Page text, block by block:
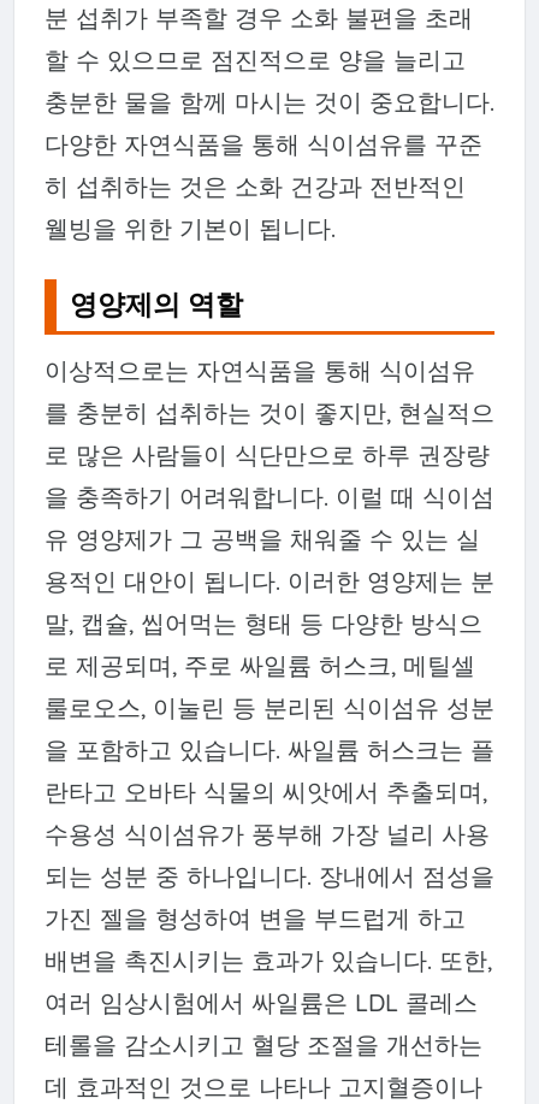
분 섭취가 부족할 경우 소화 불편을 초래
할 수 있으므로 점진적으로 양을 늘리고
충분한 물을 함께 마시는 것이 중요합니다.
다양한 자연식품을 통해 식이섬유를 꾸준
히 섭취하는 것은 소화 건강과 전반적인
웰빙을 위한 기본이 됩니다.
영양제의 역할
이상적으로는 자연식품을 통해 식이섬유
를 충분히 섭취하는 것이 좋지만, 현실적으
로 많은 사람들이 식단만으로 하루 권장량
을 충족하기 어려워합니다. 이럴 때 식이섬
유 영양제가 그 공백을 채워줄 수 있는 실
용적인 대안이 됩니다. 이러한 영양제는 분
말, 캡슐, 씹어먹는 형태 등 다양한 방식으
로 제공되며, 주로 싸일륨 허스크, 메틸셀
룰로오스, 이눌린 등 분리된 식이섬유 성분
을 포함하고 있습니다. 싸일륨 허스크는 플
란타고 오바타 식물의 씨앗에서 추출되며,
수용성 식이섬유가 풍부해 가장 널리 사용
되는 성분 중 하나입니다. 장내에서 점성을
가진 젤을 형성하여 변을 부드럽게 하고
배변을 촉진시키는 효과가 있습니다. 또한,
여러 임상시험에서 싸일륨은 LDL 콜레스
테롤을 감소시키고 혈당 조절을 개선하는
데 효과적인 것으로 나타나 고지혈증이나